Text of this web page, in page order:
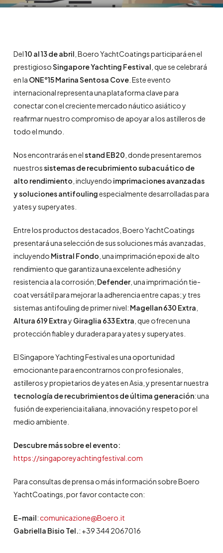
Del10 al 13de abril , Boero YachtCoatings participará en el
prestigiosoSingapore Yachting Festival , que se celebrará
en la ONE°15 Marina Sentosa Cove. Este evento
internacional representa una plataforma clave para
conectar con el creciente mercado náutico asiático y
reafirmar nuestro compromiso de apoyar a los astilleros de
todo el mundo.
Nos encontrarás en elstand EB20 , donde presentaremos
nuestrossistemas de recubrimiento subacuático de
alto rendimiento , incluyendo imprimaciones avanzadas
y soluciones antifoulingespecialmente desarrolladas para
yates y superyates.
Entre los productos destacados, Boero YachtCoatings
presentará una selección de sus soluciones más avanzadas,
incluyendo Mistral Fondo , una imprimación epoxi de alto
rendimiento que garantiza una excelente adhesión y
resistencia a la corrosión; Defender, una imprimación tie-
coat versátil para mejorar la adherencia entre capas; y tres
sistemas antifouling de primer nivel: Magellan 630 Extra
Altura 619 Extray Giraglia 633 Extra , que ofrecen una
protección fiable y duradera para yates y superyates.
El Singapore Yachting Festival es una oportunidad
emocionante para encontrarnos con profesionales,
astilleros y propietarios de yates en Asia, y presentar nuestra
tecnología de recubrimientos de última generación: una
fusión de experiencia italiana, innovación y respeto por el
medio ambiente.
Descubre más sobre el evento:
https://singaporeyachtingfestival.com
Para consultas de prensa o más información sobre Boero
YachtCoatings, por favor contacte con:
E-mail:comunicazione@Boero.it
Gabriella Bisio Tel.: +39 344 2067016